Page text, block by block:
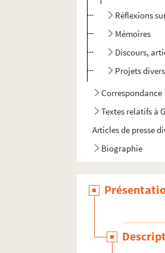
Réflexions
Mémoires
Discours,
Projets divers
Correspondance
Textes relatifs à
Articles de presse
Biographie